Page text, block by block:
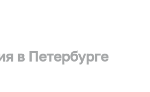
в Петербурге